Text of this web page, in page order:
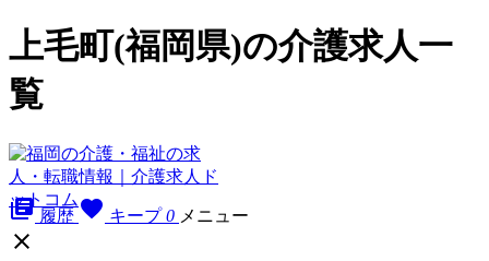
上毛町(福岡県)の介護求人一
覧
library_books 履歴 favorite キープ 0 メニュー
